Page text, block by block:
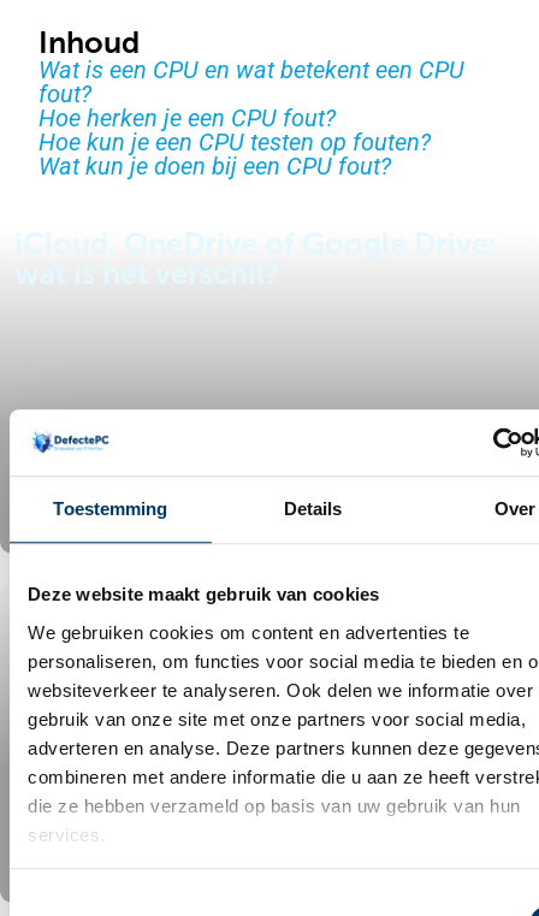
Toestemming Details Over
Deze website maakt gebruik van cookies
We gebruiken cookies om content en advertenties te
personaliseren, om functies voor social media te bieden en
websiteverkeer te analyseren. Ook delen we informatie over
gebruik van onze site met onze partners voor social media,
adverteren en analyse. Deze partners kunnen deze
combineren met andere informatie die u aan ze heeft
die ze hebben verzameld op basis van uw gebruik van hun
services.
Toestemmingsselectie
Inhoud
Wat is een CPU en wat betekent een CPU
fout?
Hoe herken je een CPU fout?
Hoe kun je een CPU testen op fouten?
Wat kun je doen bij een CPU fout?
iCloud, OneDrive of Google Drive:
Microsoft stopt ondersteuning voor
oudere Office-versies op Apple-
systemen